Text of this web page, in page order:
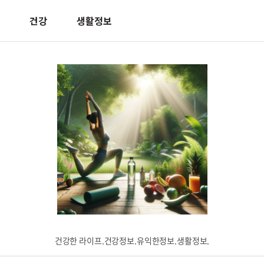
건강 생활정보
건강한 라이프.건강정보.유익한정보.생활정보.